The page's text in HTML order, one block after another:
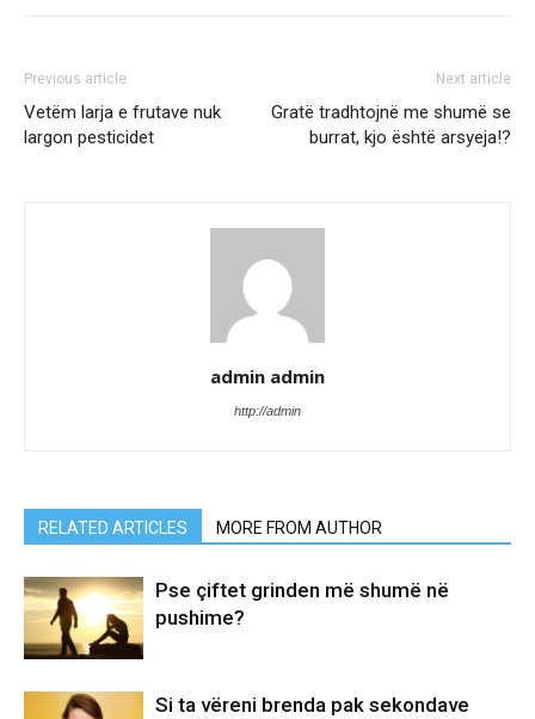
Previous article
Vetëm larja e frutave nuk
largon pesticidet
Next article
Gratë tradhtojnë me shumë se
burrat, kjo është arsyeja!?
admin admin
http://admin
RELATED ARTICLES MORE FROM AUTHOR
Pse çiftet grinden më shumë në
pushime?
Si ta vëreni brenda pak sekondave